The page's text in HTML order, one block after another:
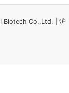
Biotech Co.,Ltd. | 沪